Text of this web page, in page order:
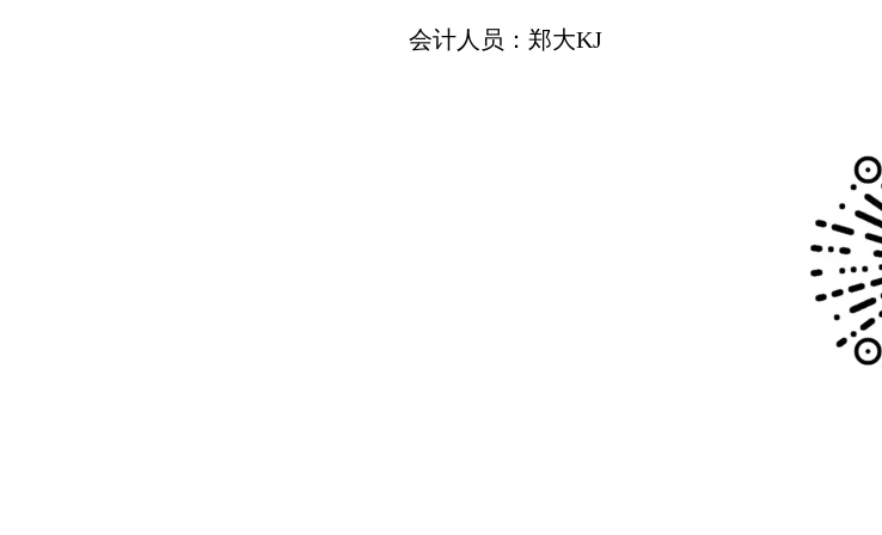
会计人员：郑大KJ